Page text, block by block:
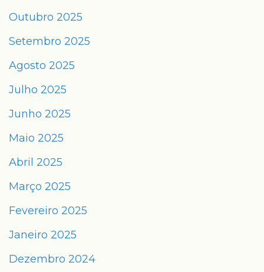
Outubro 2025
Setembro 2025
Agosto 2025
Julho 2025
Junho 2025
Maio 2025
Abril 2025
Março 2025
Fevereiro 2025
Janeiro 2025
Dezembro 2024